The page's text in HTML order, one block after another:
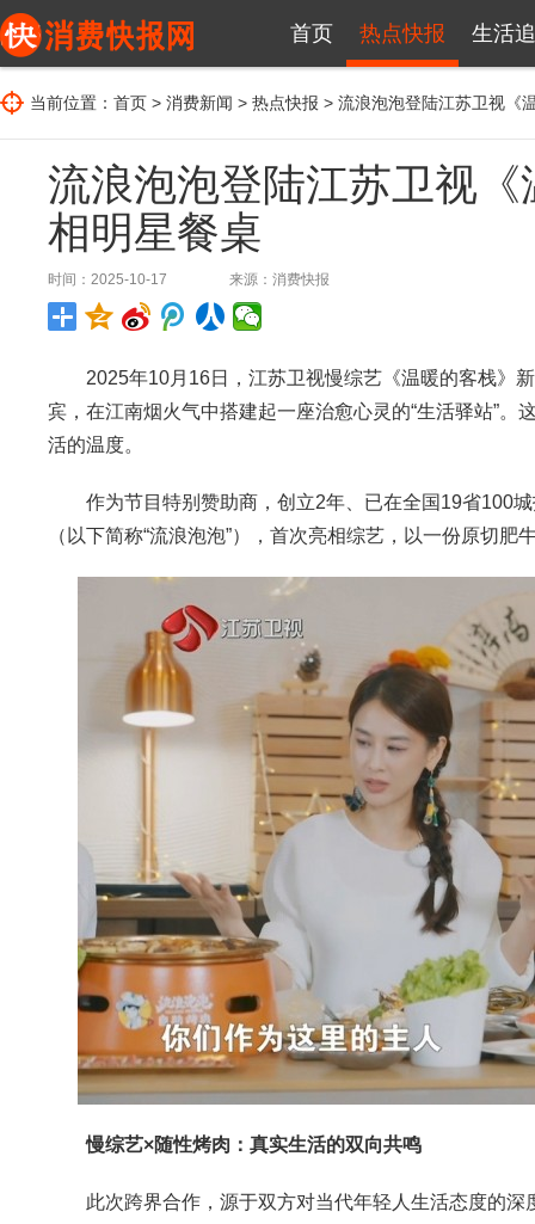
首页 热点快报 生活
当前位置： 首页 > 消费新闻 > 热点快报 > 流浪泡泡登陆江苏卫视《
流浪泡泡登陆江苏卫视
相明星餐桌
时间：2025-10-17 来源： 消费快报
2025年10月16日，江苏卫视慢综艺《温暖的客栈》新
宾，在江南烟火气中搭建起一座治愈心灵的“生活驿站”
活的温度。
作为节目特别赞助商，创立2年、已在全国19省100
（以下简称“流浪泡泡”），首次亮相综艺，以一份原切肥
慢综艺×随性烤肉：真实生活的双向共鸣
此次跨界合作，源于双方对当代年轻人生活态度的深